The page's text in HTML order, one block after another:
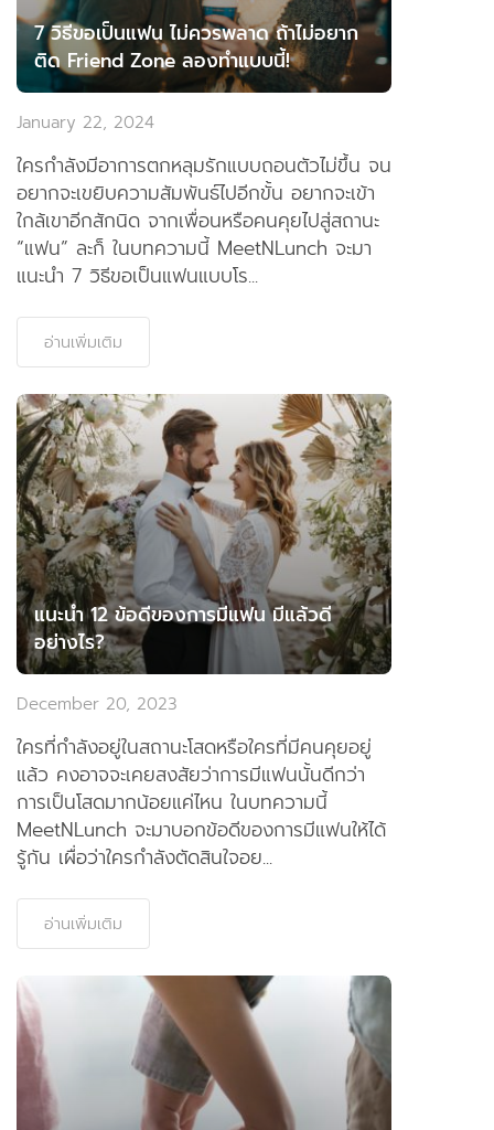
7 วิธีขอเป็นแฟน ไม่ควรพลาด ถ้าไม่อยาก
ติด Friend Zone ลองทำแบบนี้!
January 22, 2024
ใครกำลังมีอาการตกหลุมรักแบบถอนตัวไม่ขึ้น จน
อยากจะเขยิบความสัมพันธ์ไปอีกขั้น อยากจะเข้า
ใกล้เขาอีกสักนิด จากเพื่อนหรือคนคุยไปสู่สถานะ
“แฟน” ละก็ ในบทความนี้ MeetNLunch จะมา
แนะนำ 7 วิธีขอเป็นแฟนแบบโร...
อ่านเพิ่มเติม
แนะนำ 12 ข้อดีของการมีแฟน มีแล้วดี
อย่างไร?
December 20, 2023
ใครที่กำลังอยู่ในสถานะโสดหรือใครที่มีคนคุยอยู่
แล้ว คงอาจจะเคยสงสัยว่าการมีแฟนนั้นดีกว่า
การเป็นโสดมากน้อยแค่ไหน ในบทความนี้
MeetNLunch จะมาบอกข้อดีของการมีแฟนให้ได้
รู้กัน เผื่อว่าใครกำลังตัดสินใจอย...
อ่านเพิ่มเติม